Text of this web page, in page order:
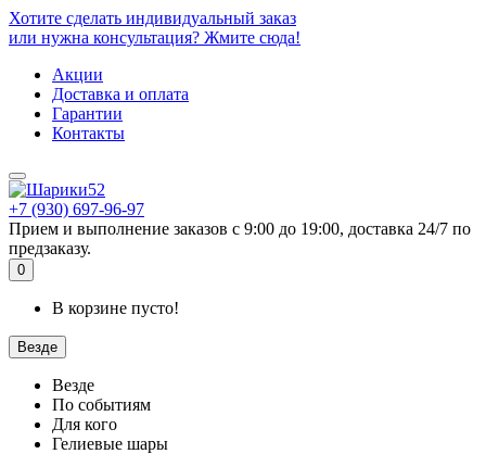
Хотите сделать индивидуальный заказ
или нужна консультация? Жмите сюда!
Акции
Доставка и оплата
Гарантии
Контакты
+7 (930) 697-96-97
Прием и выполнение заказов с 9:00 до 19:00, доставка 24/7 по
предзаказу.
0
В корзине пусто!
Везде
Везде
По событиям
Для кого
Гелиевые шары